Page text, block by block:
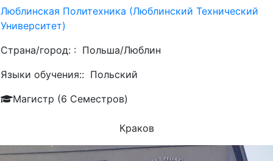
Люблинская Политехника (Люблинский Технический
Университет)
Страна/город: : Польша/Люблин
Языки обучения:: Польский
Магистр (6 Семестров)
Краков